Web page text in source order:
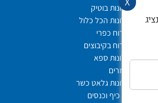
מלונות בוטיק
מלונות הכל כלול
אירוח כפרי
אירוח בקיבוצים
מלונות ספא
צימרים
מלונות גלאט כשר
ימי כיף וכנסים